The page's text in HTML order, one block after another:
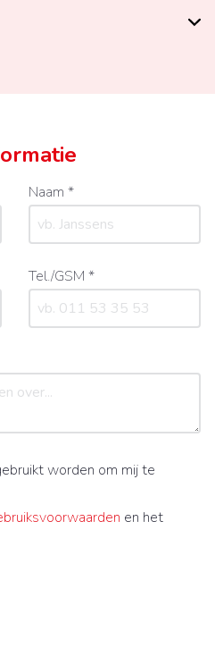
Naam *
Tel./GSM *
worden om mij te
en het